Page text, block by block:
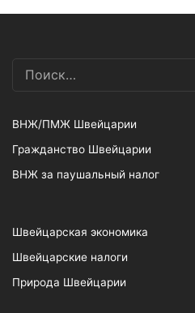
ВНЖ/ПМЖ Швейцарии
Гражданство Швейцарии
ВНЖ за паушальный налог
Швейцарская экономика
Швейцарские налоги
Природа Швейцарии